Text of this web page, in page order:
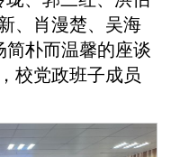
、肖漫楚、吴海
简朴而温馨的座谈
校党政班子成员